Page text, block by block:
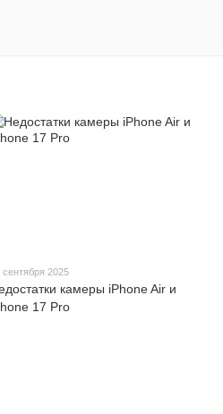
сентября 2025
камеры iPhone Air и
17 Pro